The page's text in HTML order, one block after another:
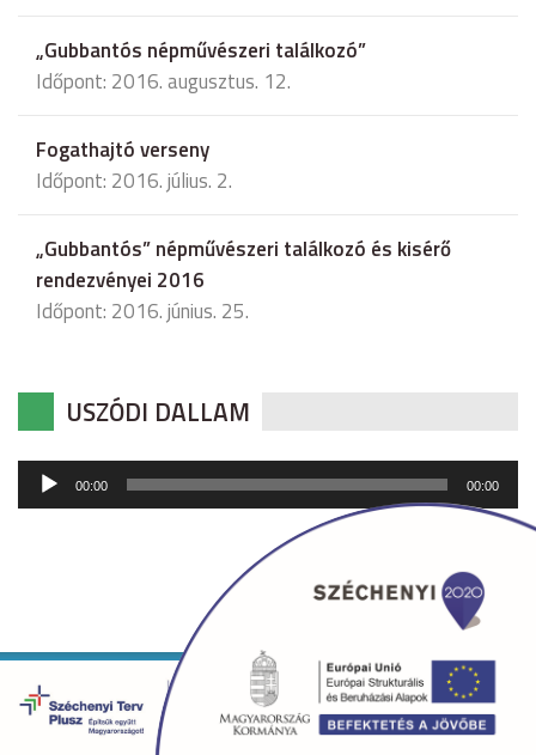
„Gubbantós népművészeri találkozó”
Időpont: 2016. augusztus. 12.
Fogathajtó verseny
Időpont: 2016. július. 2.
„Gubbantós” népművészeri találkozó és kisérő
rendezvényei 2016
Időpont: 2016. június. 25.
USZÓDI DALLAM
Audió
lejátszó
00:00 00:00
Copyright © 2026 uszod.hu Minden jog fenntartva. •
Készítette:fridrik.me